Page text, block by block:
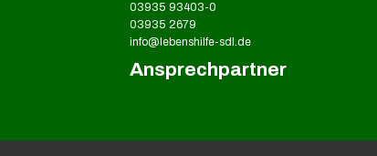
03935 93403-0
03935 2679
info@lebenshilfe-sdl.de
Ansprechpartner